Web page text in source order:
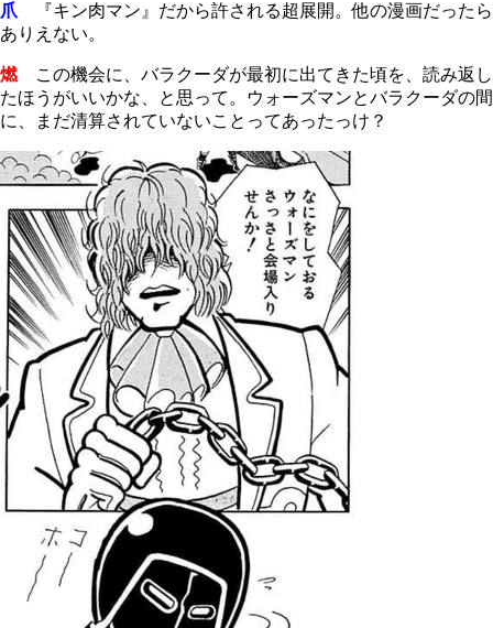
爪 『キン肉マン』だから許される超展開。他の漫画だったら
ありえない。
燃この機会に、バラクーダが最初に出てきた頃を、読み返し
たほうがいいかな、と思って。ウォーズマンとバラクーダの間
に、まだ清算されていないことってあったっけ？